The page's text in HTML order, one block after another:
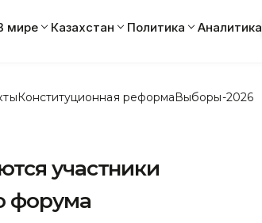
мире Казахстан Политика Аналитика
Конституционная реформаВыборы-2026
участники
форума